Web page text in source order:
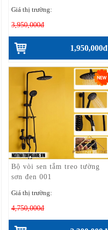
Giá thị trường:
3,950,000đ
1,950,000đ
Bộ vòi sen tắm treo tường
sơn đen 001
Giá thị trường:
4,750,000đ